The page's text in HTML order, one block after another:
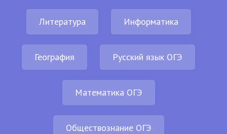
Литература Информатика
География Русский язык ОГЭ
Математика ОГЭ
Обществознание ОГЭ